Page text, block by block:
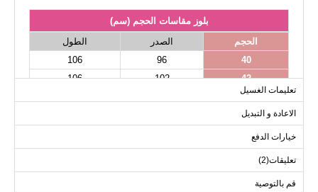
بلوز مقاسات الحجم (سم)
الحجم
الصدر
الطول
40
96
106
42
102
106
44
46
50
116
106
تعليمات الغسيل
الاعادة و التبديل
خيارات الدفع
تعليقات(2)
قم بالتوصية